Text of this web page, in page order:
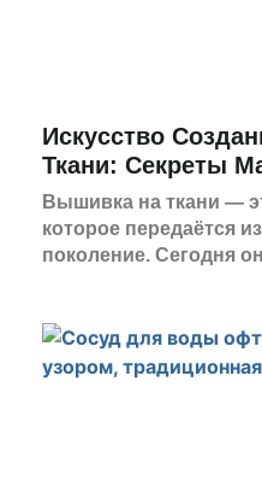
Искусство
Ткани: Секреты
Вышивка на ткани —
которое передаётся
поколение. Сегодня